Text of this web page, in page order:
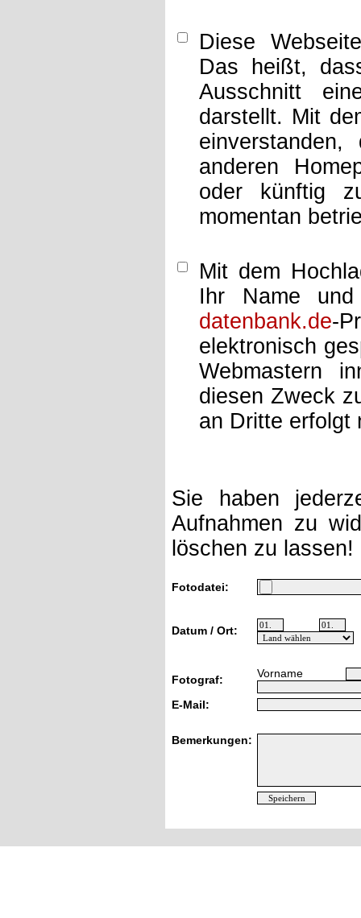
Diese
Das heißt,
Ausschnitt
darstellt. Mit
anderen
oder künftig
momentan
Mit dem
Ihr Name
datenbank.de-
elektronisch
Webmastern
diesen Zweck
an Dritte erfolgt
Sie haben
Aufnahmen zu
löschen zu
Fotodatei:
Datum / Ort:
Fotograf: Vorname
E-Mail:
Bemerkungen: